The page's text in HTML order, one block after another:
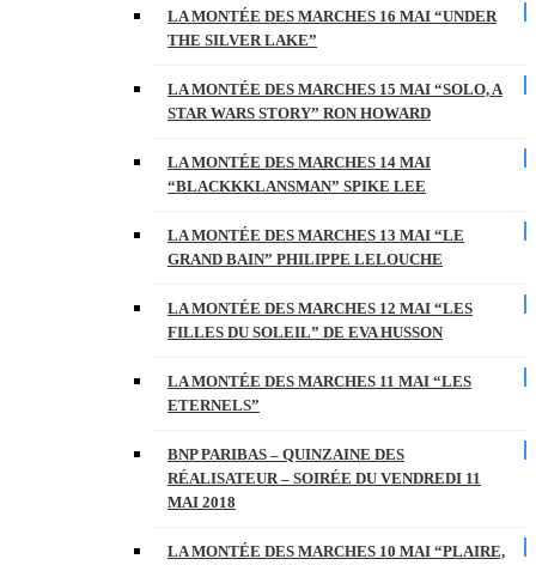
LA MONTÉE DES MARCHES 16 MAI “UNDER
THE SILVER LAKE”
LA MONTÉE DES MARCHES 15 MAI “SOLO, A
STAR WARS STORY” RON HOWARD
LA MONTÉE DES MARCHES 14 MAI
“BLACKKKLANSMAN” SPIKE LEE
LA MONTÉE DES MARCHES 13 MAI “LE
GRAND BAIN” PHILIPPE LELOUCHE
LA MONTÉE DES MARCHES 12 MAI “LES
FILLES DU SOLEIL” DE EVA HUSSON
LA MONTÉE DES MARCHES 11 MAI “LES
ETERNELS”
BNP PARIBAS – QUINZAINE DES
RÉALISATEUR – SOIRÉE DU VENDREDI 11
MAI 2018
LA MONTÉE DES MARCHES 10 MAI “PLAIRE,